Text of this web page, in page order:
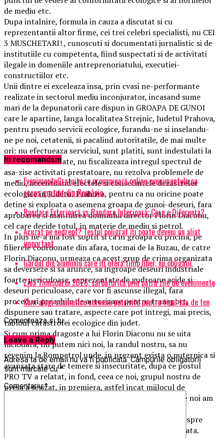
de mediu etc.
Dupa intalnire, formula in cauza a discutat si cu
reprezentantii altor firme, cei trei celebri specialisti, nu CEI
3 MUSCHETARI! , cunoscuti si documentati jurnalistic si de
institutiile cu competenta, fiind suspectati si de activitati
ilegale in domeniile antreprenoriatului, executiei-
constructiilor etc.
Unii dintre ei exceleaza insa, prin cvasi ne-performante
realizate in sectorul mediu inconjurator, incasand sume
mari de la depunatorii care dispun in GROAPA DE GUNOI
care le apartine, langa localitatea Strejnic, Judetul Prahova,
pentru pseudo servicii ecologice, furandu-ne si inselandu-
ne pe noi, cetatenii, si pacalind autoritatile, de mai multe
ori: nu efectueaza serviciul, sunt platiti, sunt indestulati la
niveluri maximizate, nu fiscalizeaza intregul spectrul de
asa-zise activitati prestatoare, nu rezolva problemele de
mediu, accentuand efectele si consecintele dezastrelor
ecologice in Judetul Prahova, pentru ca nu oricine poate
detine si exploata o asemena groapa de gunoi-deseuri, fara
aprobarea si mantuirea domnului director Florin Diaconu,
cel care decide totul, in materie de mediu si petrol.
In plus ne-a ma fost soptit si ca in groapa cu pricina, pe
filierele coordonate din afara, tocmai de la Buzau, de catre
Florin Diaconu, urmeaza ca acest grup de crima organizata
sa deverseze si sa arunce, sa ingroape deseuri industriale
foarte periculoase, reprezentate de gudroane acide si
deseuri periculoase, care vor fi ascunse illegal, fara
proceduri preaabile de autorizare pentru transport,
dispunere sau tratare, aspecte care pot intregi, mai precis,
tabloul catastrofei ecologice din judet.
Si cum prima dragoste a lui Florin Diaconu nu se uita
niciodata, nu putem nici noi, la randul nostru, sa nu
revenim la Rompetrol unde, in prezent exista o puternica si
avansata stare de temere si insecuritate, dupa ce postul
PRO TV a relatat, in fond, ceea ce noi, grupul nostru de
presa a sesizat, in premiera, astfel incat mijlocul de
televiziune a marcat accentuat si a confirmat tot ce noi am
dezvaluiri, intrucat suntem asaltati cu informatii despre
catastrofele ecologice si grupurile de crima organizata.
Iti recomandam
EvenimenteGratuite.ro promovează online evenimentele cu
acces gratuit din România
Randare Exterioară vs Randare Interioară: Care e Diferența?
Acuzat pe nedrept? Testul poligraf îţi poate deveni un aliat
important
Gardul din aluminiu care îți oferă timp liber, nu obligații
Ziua Timișoarei 2026, sărbătorită prin patru zile de evenimente
Cum alegi cosmetice coreene potrivite pentru tipul tau de ten
Comenteaza si tu
Leave a Reply
Adresa ta de email nu va fi publicată. Câmpurile obligatorii
sunt marcate cu*
Comentariu*